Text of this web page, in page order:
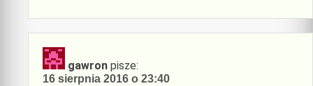
gawron pisze:
16 sierpnia 2016 o 23:40